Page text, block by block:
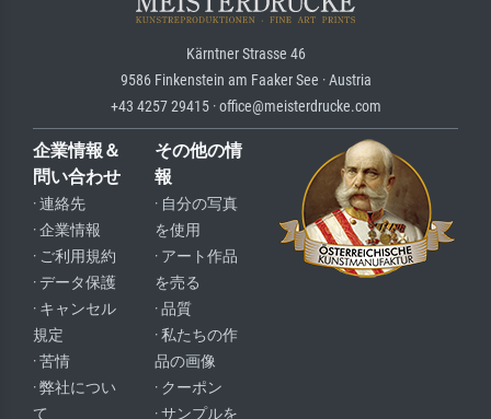
Kärntner Strasse 46
9586 Finkenstein am Faaker See · Austria
+43 4257 29415 · office@meisterdrucke.com
企業情報＆
問い合わせ
· 連絡先
· 企業情報
· ご利用規約
· データ保護
· キャンセル
規定
· 苦情
· 弊社につい
て
その他の情
報
· 自分の写真
を使用
· アート作品
を売る
· 品質
· 私たちの作
品の画像
· クーポン
· サンプルを